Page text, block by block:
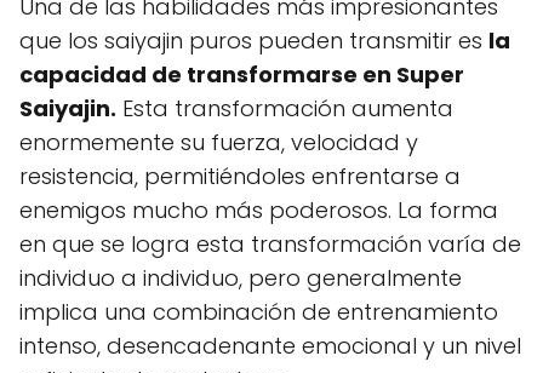
Una de las habilidades más impresionantes
que los saiyajin puros pueden transmitir es la
capacidad de transformarse en Super
Saiyajin. Esta transformación aumenta
enormemente su fuerza, velocidad y
resistencia, permitiéndoles enfrentarse a
enemigos mucho más poderosos. La forma
en que se logra esta transformación varía de
individuo a individuo, pero generalmente
implica una combinación de entrenamiento
intenso, desencadenante emocional y un nivel